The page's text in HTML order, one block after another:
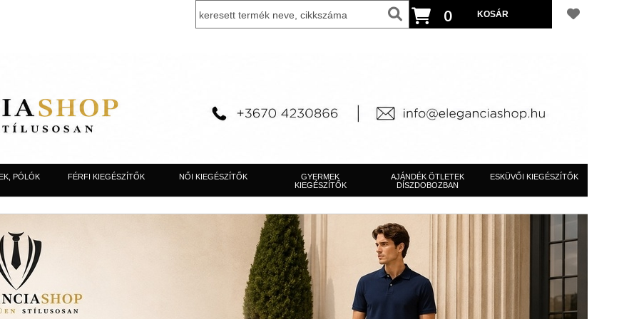
0
PÓLÓK FÉRFI KIEGÉSZÍTŐK NŐI KIEGÉSZÍTŐK
GYERMEK
KIEGÉSZÍTŐK
AJÁNDÉK ÖTLETEK
DÍSZDOBOZBAN
ESKÜVŐI KIEGÉSZÍTŐK